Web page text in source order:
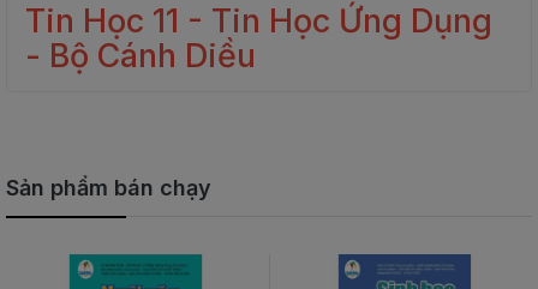
Tin Học 11 - Tin Học Ứng Dụng
- Bộ Cánh Diều
Sản phẩm bán chạy